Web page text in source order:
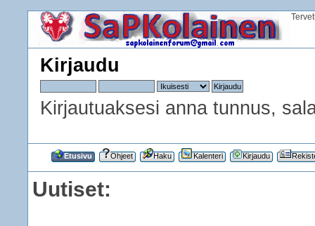
Kirjaudu
Kirjautuaksesi anna tunnus,
Etusivu Ohjeet Haku Kalenteri Kirjaudu
Uutiset: